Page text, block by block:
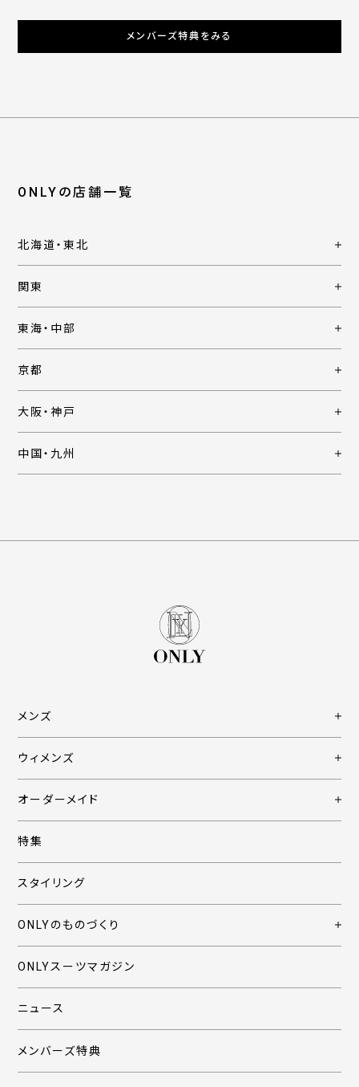
メンバーズ特典をみる
ONLYの店舗一覧
北海道・東北
関東
東海・中部
京都
大阪・神戸
中国・九州
メンズ
ウィメンズ
オーダーメイド
特集
スタイリング
ONLYのものづくり
ONLYスーツマガジン
ニュース
メンバーズ特典